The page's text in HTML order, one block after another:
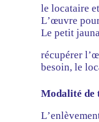
le locataire
L’œuvre
Le petit
récupérer
besoin, le
Modalité de